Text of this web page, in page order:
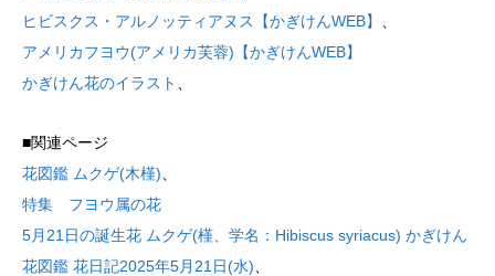
ヒビスクス・アルノッティアヌス【かぎけんWEB】
アメリカフヨウ(アメリカ芙蓉)【かぎけんWEB】
かぎけん花のイラスト
■関連ページ
花図鑑 ムクゲ(木槿)
特集 フヨウ属の花
5月21日の誕生花 ムクゲ(槿、学名：Hibiscus syriacus) かぎけん
花図鑑 花日記2025年5月21日(水)